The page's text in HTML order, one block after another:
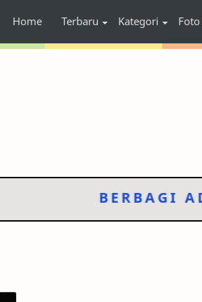
Home Terbaru Kategori
BERBAGI